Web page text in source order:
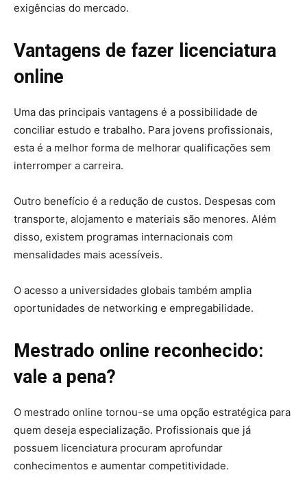
exigências do mercado.
Vantagens de fazer licenciatura
online
Uma das principais vantagens é a possibilidade de
conciliar estudo e trabalho. Para jovens profissionais,
esta é a melhor forma de melhorar qualificações sem
interromper a carreira.
Outro benefício é a redução de custos. Despesas com
transporte, alojamento e materiais são menores. Além
disso, existem programas internacionais com
mensalidades mais acessíveis.
O acesso a universidades globais também amplia
oportunidades de networking e empregabilidade.
Mestrado online reconhecido:
vale a pena?
O mestrado online tornou-se uma opção estratégica para
quem deseja especialização. Profissionais que já
possuem licenciatura procuram aprofundar
conhecimentos e aumentar competitividade.